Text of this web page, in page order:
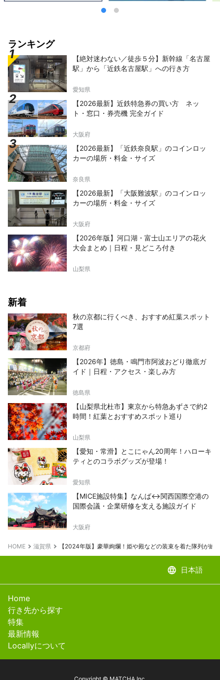
ランキング
【絶対迷わない／徒歩５分】新幹線「名古屋
駅」から「近鉄名古屋駅」への行き方
愛知県
【2026最新】近鉄特急券の買い方 ネッ
ト・窓口・券売機 完全ガイド
大阪府
【2026最新】「近鉄奈良駅」のコインロッ
カーの場所・料金・サイズ
奈良県
【2026最新】「大阪難波駅」のコインロッ
カーの場所・料金・サイズ
大阪府
【2026年版】河口湖・富士山エリアの花火
大会まとめ｜日程・見どころ付き
山梨県
新着
秋の京都に行くべき、おすすめ紅葉スポット
7選
京都府
【2026年】徳島・鳴門市阿波おどり徹底ガ
イド｜日程・アクセス・楽しみ方
徳島県
【山梨県北杜市】東京から特急あずさで約2
時間！紅葉とおすすめスポット巡り
山梨県
【愛知・常滑】とこにゃん20周年！ハローキ
ティとのコラボグッズが登場！
愛知県
【MICE施設特集】なんば↔関西国際空港の
国際会議・企業研修を支える施設ガイド
大阪府
HOME 滋賀県 【2024年版】豪華絢爛！姫や殿などの装束を着た隊列が練
language 日本語
Home
行き先から探す
特集
最新情報
Locallyについて